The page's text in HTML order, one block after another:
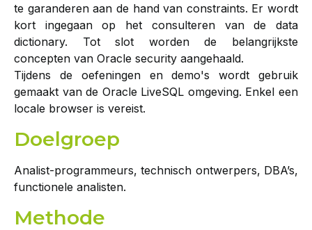
te garanderen aan de hand van constraints. Er wordt
kort ingegaan op het consulteren van de data
dictionary. Tot slot worden de belangrijkste
concepten van Oracle security aangehaald.
Tijdens de oefeningen en demo's wordt gebruik
gemaakt van de Oracle LiveSQL omgeving. Enkel een
locale browser is vereist.
Doelgroep
Analist-programmeurs, technisch ontwerpers, DBA’s,
functionele analisten.
Methode